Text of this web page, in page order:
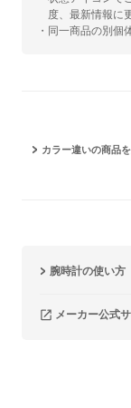
度、最新情報に
・同一商品の別個
カラー違いの商品
腕時計の使い方
メーカー公式